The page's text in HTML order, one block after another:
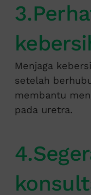
Menjaga
setelah
membantu
pada uretra.